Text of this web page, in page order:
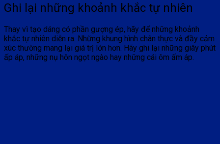
Ghi lại những khoảnh khắc tự nhiên
Thay vì tạo dáng có phần gượng ép, hãy để những khoảnh
khắc tự nhiên diễn ra. Những khung hình chân thực và đầy cảm
xúc thường mang lại giá trị lớn hơn. Hãy ghi lại những giây phút
ấp áp, những nụ hôn ngọt ngào hay những cái ôm ấm áp.